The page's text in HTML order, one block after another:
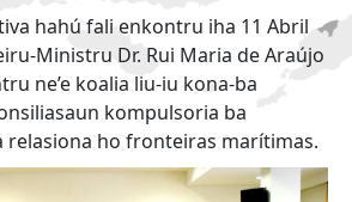
hahú fali enkontru iha 11 Abril
Ministru Dr. Rui Maria de Araújo
ne’e koalia liu-iu kona-ba
kompulsoria ba
relasiona ho fronteiras marítimas.